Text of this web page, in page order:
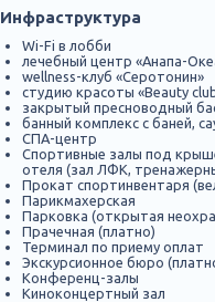
Инфраструктура
Wi-Fi в лобби
лечебный центр «Анапа-
wellness-клуб «Серотонин»
студию красоты «Beauty
закрытый пресноводный
банный комплекс с баней,
СПА-центр
Спортивные залы под
отеля (зал ЛФК,
Прокат спортинвентаря
Парикмахерская
Парковка (открытая
Прачечная (платно)
Терминал по приему оплат
Экскурсионное бюро
Конференц-залы
Киноконцертный зал